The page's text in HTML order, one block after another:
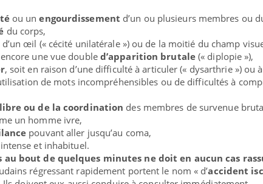
ou unengourdissement d’un ou plusieurs membres ou
du corps,
d’un œil (« cécité unilatérale ») ou de la moitié du champ
une vue doubled’apparition brutale(« diplopie »),
, soit en raison d’une difficulté à articuler (« dysarthrie ») ou
de mots incompréhensibles ou de difficultés à
ou de la coordination des membres de survenue
un homme ivre,
pouvant aller jusqu’au coma,
et inhabituel.
au bout de quelques minutes ne doit en aucun cas
régressant rapidement portent le nom « d’accident